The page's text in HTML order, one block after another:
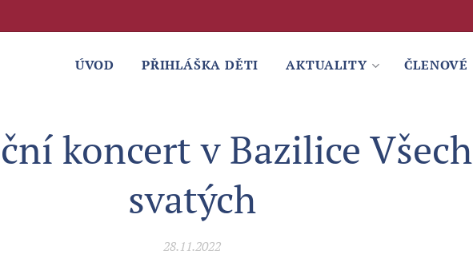
ÚVOD PŘIHLÁŠKA DĚTI AKTUALITY ČLENOVÉ
koncert v Bazilice Všech
svatých
28.11.2022